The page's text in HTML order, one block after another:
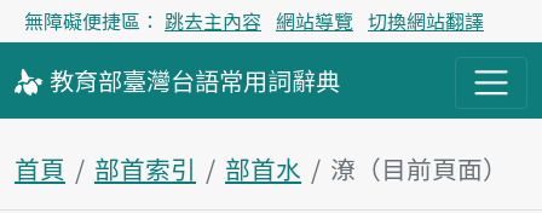
無障礙便捷區： 跳去主內容 網站導覽 切換網站翻譯
教育部臺灣台語常用詞辭典
首頁 部首索引 部首水 潦（目前頁面）